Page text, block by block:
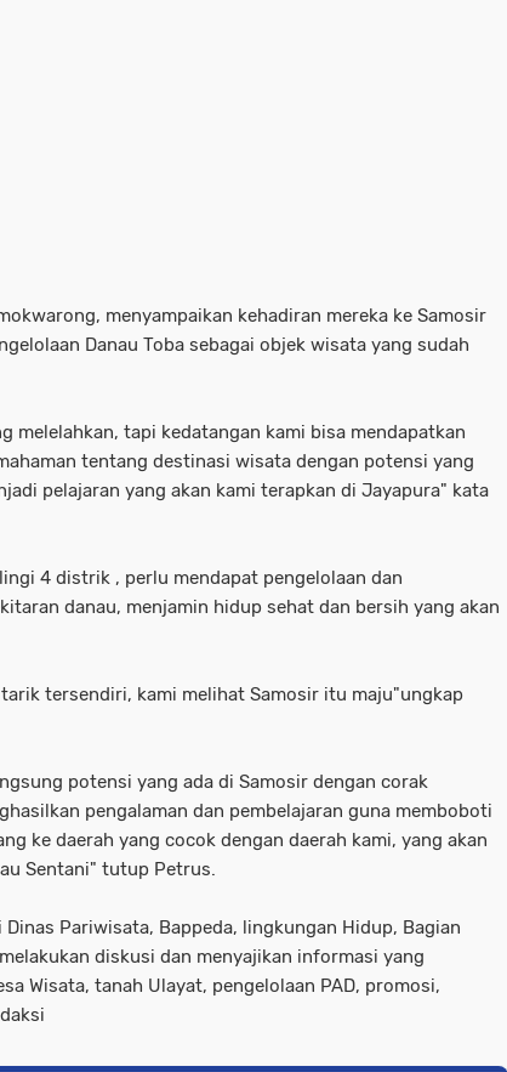
menyampaikan kehadiran mereka ke Samosir
Danau Toba sebagai objek wisata yang sudah
melelahkan, tapi kedatangan kami bisa mendapatkan
tentang destinasi wisata dengan potensi yang
pelajaran yang akan kami terapkan di Jayapura" kata
4 distrik , perlu mendapat pengelolaan dan
danau, menjamin hidup sehat dan bersih yang akan
tersendiri, kami melihat Samosir itu maju"ungkap
potensi yang ada di Samosir dengan corak
pengalaman dan pembelajaran guna memboboti
ke daerah yang cocok dengan daerah kami, yang akan
Sentani" tutup Petrus.
Pariwisata, Bappeda, lingkungan Hidup, Bagian
diskusi dan menyajikan informasi yang
Wisata, tanah Ulayat, pengelolaan PAD, promosi,